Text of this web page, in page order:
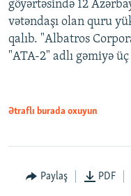
göyərtəsində 12
vətəndaşı olan quru
qalıb. "Albatros
"ATA-2" adlı gəmiyə
Ətraflı burada oxuyun
Paylaş PDF